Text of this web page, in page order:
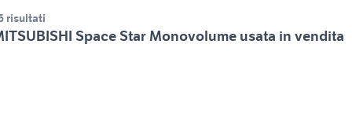
risultati
Space Star Monovolume usata in vendita